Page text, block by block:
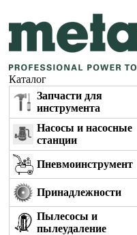
Каталог
Запчасти для
инструмента
Насосы и насосные
станции
Пневмоинструмент
Принадлежности
Пылесосы и
пылеудаление